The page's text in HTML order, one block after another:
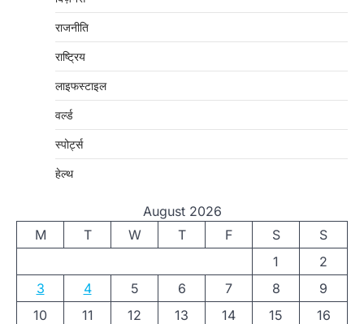
राजनीति
राष्ट्रिय
लाइफस्टाइल
वर्ल्ड
स्पोर्ट्स
हेल्थ
August 2026
M
T W T F S
S
1
2
3
4 5 6 7 8
9
10
11 12 13 14 15
16